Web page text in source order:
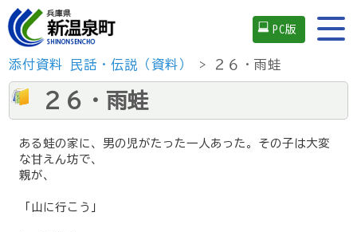
PC版
添付資料 民話・伝説（資料） > ２６・雨蛙
２６・雨蛙
ある蛙の家に、男の児がたった一人あった。その子は大変
な甘えん坊で、
親が、
「山に行こう」